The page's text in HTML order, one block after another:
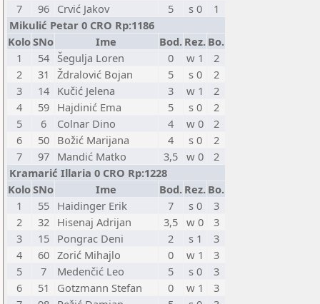
7
96 Crvić Jakov 5 s 0
1
Mikulić Petar 0 CRO Rp:1186
KoloSNo Ime Bod. Rez. Bo.
1
54 Šegulja Loren 0 w 1
2
2
31 Ždralović Bojan 5 s 0
2
3
14 Kučić Jelena 3 w 1
2
4
59 Hajdinić Ema 5 s 0
2
5
6 Colnar Dino 4 w 0
2
6
50 Božić Marijana 4 s 0
2
7
97 Mandić Matko 3,5 w 0
2
Kramarić Illaria 0 CRO Rp:1228
KoloSNo Ime Bod. Rez. Bo.
1
55 Haidinger Erik 7 s 0
3
2
32 Hisenaj Adrijan 3,5 w 0
3
3
15 Pongrac Deni 2 s 1
3
4
60 Zorić Mihajlo 0 w 1
3
5
7 Medenčić Leo 5 s 0
3
6
51 Gotzmann Stefan 0 w 1
3